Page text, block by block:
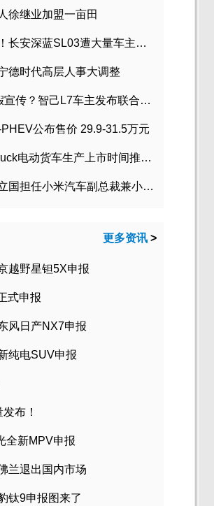
徐继业加盟一亩田
无法按时提车！！长安深蓝SL03遭大量车主投诉
德时代高层人事大调整
权益“缩水”、虚假宣传？智己L7车主发布联合维权声明
公布售价 29.9-31.5万元
特斯拉将Cybertruck电动货车生产上市时间推迟到2023年初
小米集团任命于立国担任小米汽车副总裁兼小米汽车北京总部政委
更多资讯 >
越野星钽5X申报
式申报
风日产NX7申报
纯电SUV申报
布！
全新MPV申报
兰退出国内市场
钛9申报图来了